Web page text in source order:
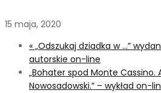
15 maja, 2020
« „Odszukaj dziadka w …”
autorskie on-line
„Bohater spod Monte Cassino.
Nowosadowski.” – wykład on-